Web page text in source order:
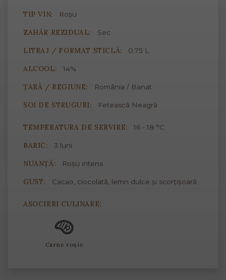
TIP VIN: Roșu
ZAHĂR REZIDUAL: Sec
LITRAJ / FORMAT STICLĂ: 0.75 L
ALCOOL: 14%
ȚARĂ / REGIUNE: România / Banat
SOI DE STRUGURI: Fetească Neagră
TEMPERATURA DE SERVIRE: 16 - 18 °C
BARIC: 3 luni
NUANȚĂ: Roșu intens
GUST: Cacao, ciocolată, lemn dulce și scorțișoară
ASOCIERI CULINARE:
Carne roșie